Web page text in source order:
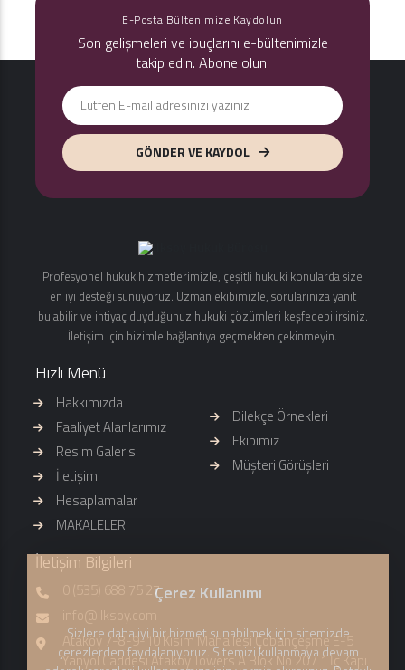
E-Posta Bültenimize Kaydolun
Son gelişmeleri ve ipuçlarını e-bültenimizle
takip edin. Abone olun!
GÖNDER VE KAYDOL
Profesyonel hukuk hizmetlerimizle, çeşitli hukuki konularda size
en iyi desteği sunuyoruz. Uzman ekibimizle, sorularınıza yanıt
bulabilir ve ihtiyaç duyduğunuz hukuki çözümleri keşfedebilirsiniz.
İletişim için bizimle bağlantıya geçmekten çekinmeyin.
Hızlı Menü
Hakkımızda
Faaliyet Alanlarımız
Resim Galerisi
İletişim
Hesaplamalar
MAKALELER
Dilekçe Örnekleri
Ekibimiz
Müşteri Görüşleri
İletişim Bilgileri
0 (535) 688 75 27
info@ilksoy.com
Ataköy 7-8-9-10 Kısım Mahallesi Çobançeşme E-5
Yanyol Caddesi Ataköy Towers A Blok No 20 / 1 İç Kapı
Çerez Kullanımı
Sizlere daha iyi bir hizmet sunabilmek için sitemizde
çerezlerden faydalanıyoruz. Sitemizi kullanmaya devam